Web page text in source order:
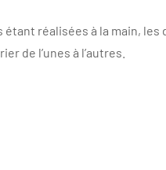
étant réalisées à la main,
de l’unes à l’autres.